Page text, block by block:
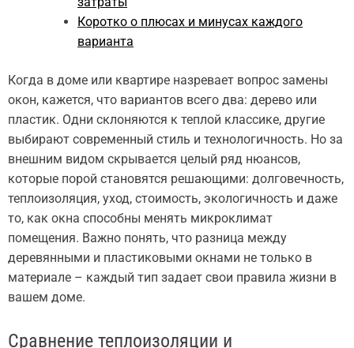
Коротко о плюсах и минусах каждого
варианта
Когда в доме или квартире назревает вопрос замены
окон, кажется, что вариантов всего два: дерево или
пластик. Одни склоняются к теплой классике, другие
выбирают современный стиль и технологичность. Но за
внешним видом скрывается целый ряд нюансов,
которые порой становятся решающими: долговечность,
теплоизоляция, уход, стоимость, экологичность и даже
то, как окна способны менять микроклимат
помещения. Важно понять, что разница между
деревянными и пластиковыми окнами не только в
материале – каждый тип задает свои правила жизни в
вашем доме.
Сравнение теплоизоляции и